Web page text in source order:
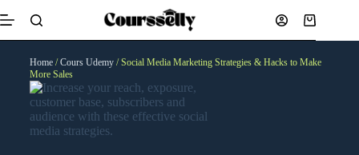
Home/Cours Udemy/ Social Media Marketing Strategies & Hacks to Make
More Sales